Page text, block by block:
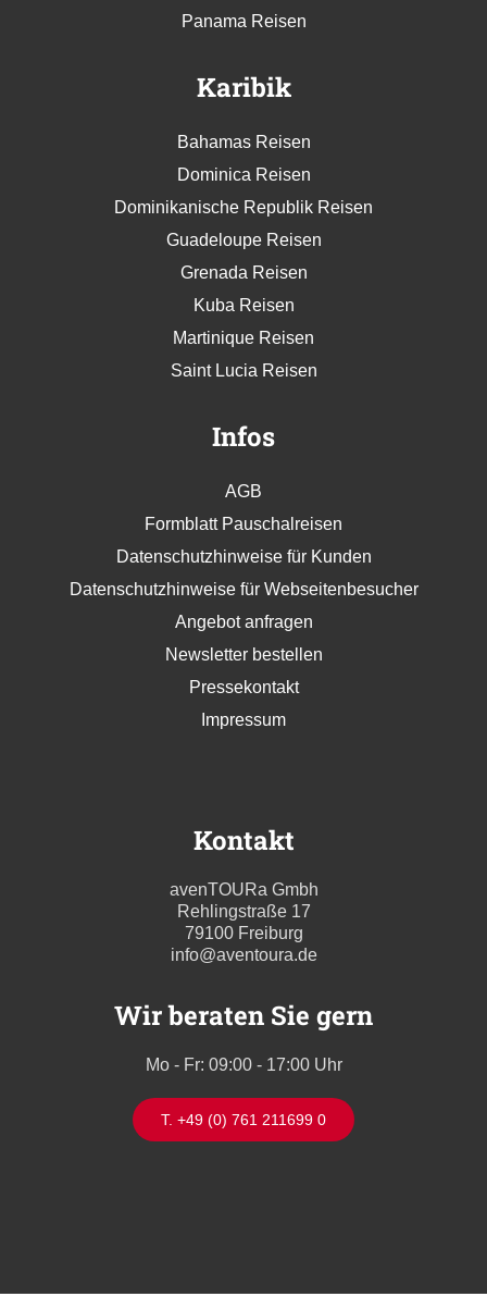
Panama Reisen
Karibik
Bahamas Reisen
Dominica Reisen
Dominikanische Republik Reisen
Guadeloupe Reisen
Grenada Reisen
Kuba Reisen
Martinique Reisen
Saint Lucia Reisen
Infos
AGB
Formblatt Pauschalreisen
Datenschutzhinweise für Kunden
Datenschutzhinweise für Webseitenbesucher
Angebot anfragen
Newsletter bestellen
Pressekontakt
Impressum
Kontakt
avenTOURa Gmbh
Rehlingstraße 17
79100 Freiburg
info@aventoura.de
Wir beraten Sie gern
Mo - Fr: 09:00 - 17:00 Uhr
T. +49 (0) 761 211699 0